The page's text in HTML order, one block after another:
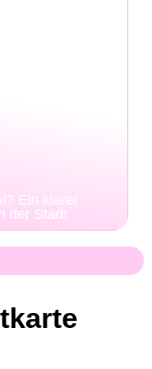
Ein klarer
der Stadt